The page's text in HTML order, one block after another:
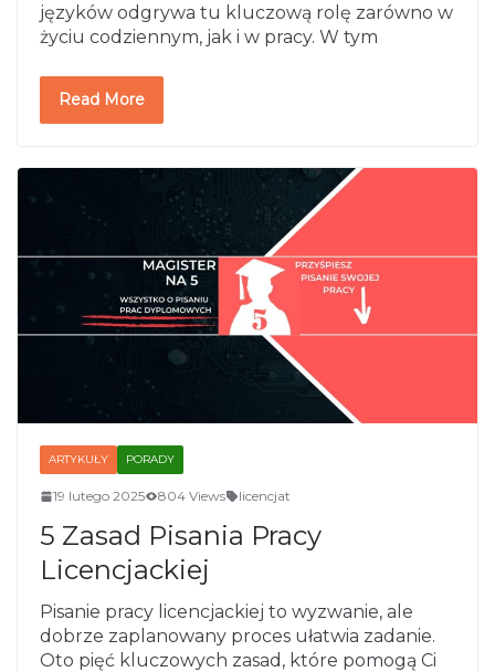
języków odgrywa tu kluczową rolę zarówno w
życiu codziennym, jak i w pracy. W tym
Read More
ARTYKUŁY PORADY
19 lutego 2025 804 Views licencjat
5 Zasad Pisania Pracy
Licencjackiej
Pisanie pracy licencjackiej to wyzwanie, ale
dobrze zaplanowany proces ułatwia zadanie.
Oto pięć kluczowych zasad, które pomogą Ci